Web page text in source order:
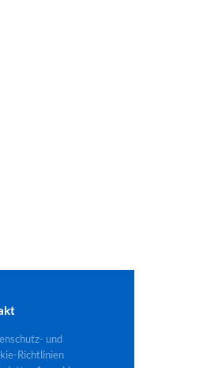
und
Richtlinien